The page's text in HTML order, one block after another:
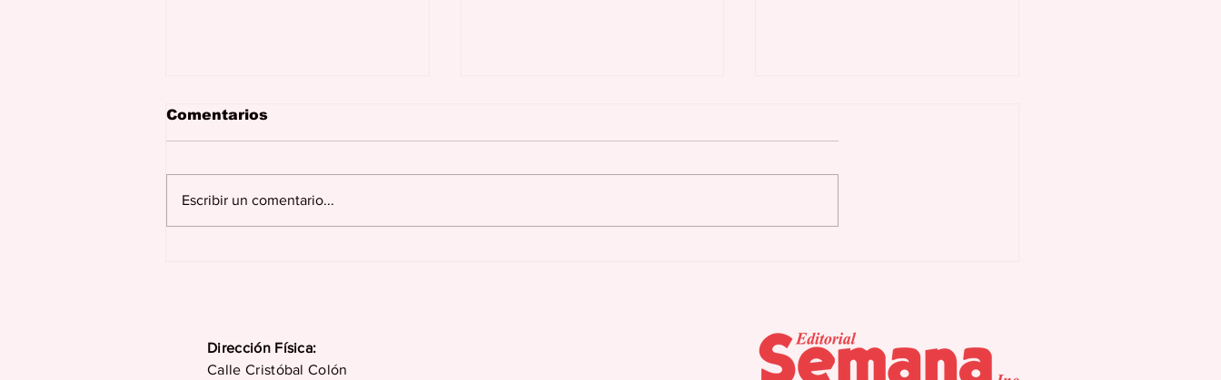
Comentarios
Escribir un comentario...
Dirección Física:
Calle Cristóbal Colón